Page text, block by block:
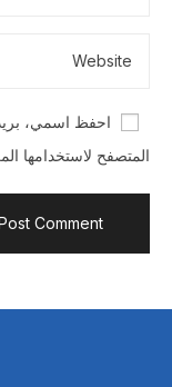
احفظ اسمي،
المتصفح لاستخدامها